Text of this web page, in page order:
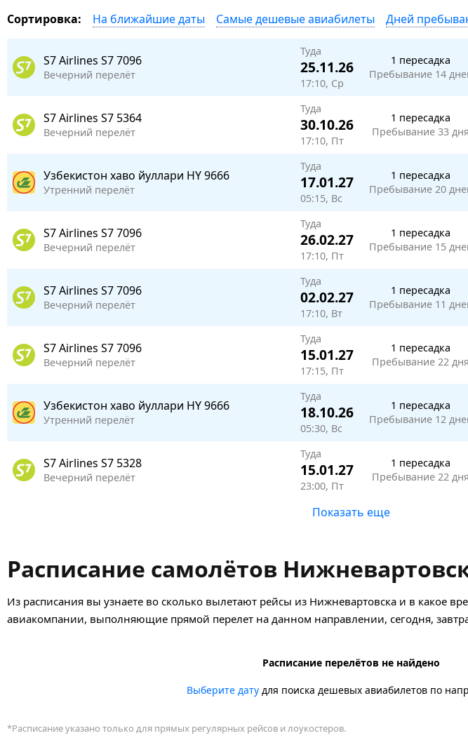
Сортировка: На ближайшие даты Самые дешевые авиабилеты Дней
S7 Airlines S7 7096
Вечерний перелёт
Туда
25.11.26
17:10, Ср
1 пересадка
Пребывание 14
S7 Airlines S7 5364
Вечерний перелёт
Туда
30.10.26
17:10, Пт
1 пересадка
Пребывание 33 дня
Узбекистон хаво йуллари HY 9666
Утренний перелёт
Туда
17.01.27
05:15, Вс
1 пересадка
Пребывание 20
S7 Airlines S7 7096
Вечерний перелёт
Туда
26.02.27
17:10, Пт
1 пересадка
Пребывание 15
S7 Airlines S7 7096
Вечерний перелёт
Туда
02.02.27
17:10, Вт
1 пересадка
Пребывание 11
S7 Airlines S7 7096
Вечерний перелёт
Туда
15.01.27
17:15, Пт
1 пересадка
Пребывание 22 дня
Узбекистон хаво йуллари HY 9666
Утренний перелёт
Туда
18.10.26
05:30, Вс
1 пересадка
Пребывание 12
S7 Airlines S7 5328
Вечерний перелёт
Туда
15.01.27
23:00, Пт
1 пересадка
Пребывание 22 дня
Показать еще
Расписание самолётов
Из расписания вы узнаете во сколько вылетают рейсы из Нижневартовска и в какое
авиакомпании, выполняющие прямой перелет на данном направлении, сегодня,
Расписание перелётов не найдено
Выберите датудля поиска дешевых авиабилетов по
*Расписание указано только для прямых регулярных рейсов и лоукостеров.